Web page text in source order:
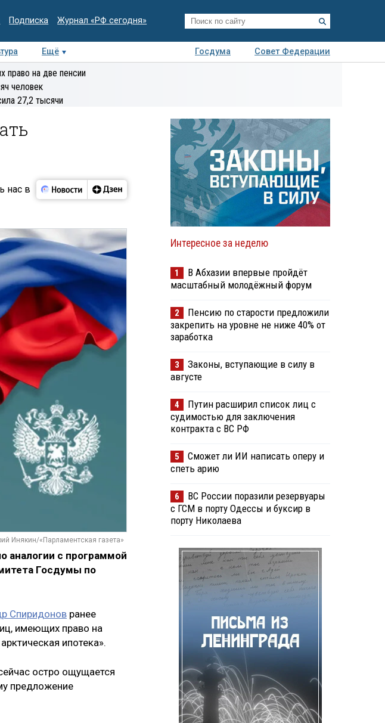
Подписка Журнал «РФ сегодня»
Ещё Госдума
Совет Федерации
Колумнисты
Деловая
право на две пенсии
человек
27,2 тысячи
нас в
Инякин/«Парламентская газета»
аналогии с программой
Госдумы по
Спиридонов ранее
имеющих право на
ипотека».
остро ощущается
предложение
Интересное за неделю
1
В Абхазии впервые пройдёт
масштабный молодёжный форум
2
Пенсию по старости предложили
закрепить на уровне не ниже 40% от
заработка
3
Законы, вступающие в силу в
августе
4
Путин расширил список лиц с
судимостью для заключения
контракта с ВС РФ
5
Сможет ли ИИ написать оперу и
спеть арию
6
ВС России поразили резервуары
с ГСМ в порту Одессы и буксир в
порту Николаева